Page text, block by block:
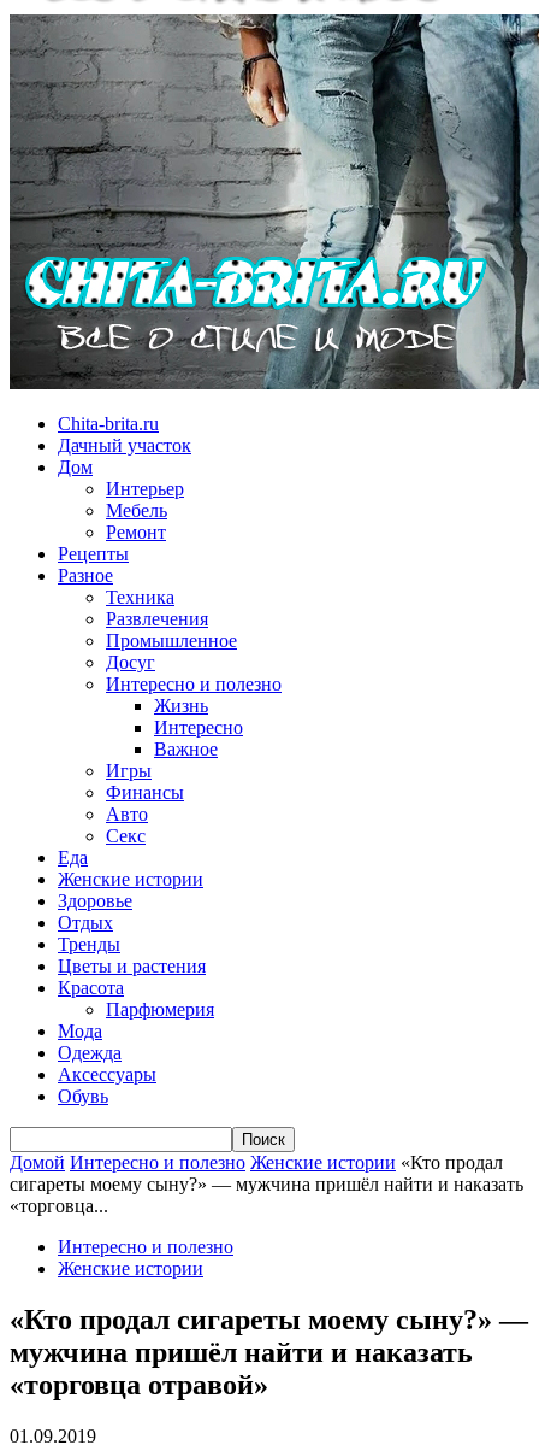
Chita-brita.ru
Дачный участок
Дом
Интерьер
Мебель
Ремонт
Рецепты
Разное
Техника
Развлечения
Промышленное
Досуг
Интересно и полезно
Жизнь
Интересно
Важное
Игры
Финансы
Авто
Секс
Еда
Женские истории
Здоровье
Отдых
Тренды
Цветы и растения
Красота
Парфюмерия
Мода
Одежда
Аксессуары
Обувь
Домой Интересно и полезно Женские истории «Кто продал
сигареты моему сыну?» — мужчина пришёл найти и наказать
«торговца...
Интересно и полезно
Женские истории
«Кто продал сигареты моему сыну?» —
мужчина пришёл найти и наказать
«торговца отравой»
01.09.2019